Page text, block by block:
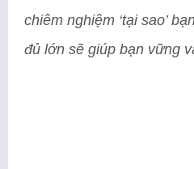
chiêm nghiệm ‘tại sao’
đủ lớn sẽ giúp bạn vững